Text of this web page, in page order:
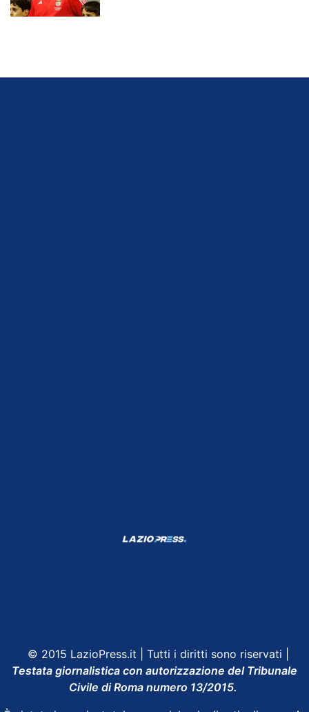
© 2015 LazioPress.it | Tutti i diritti sono riservati |
Testata giornalistica con autorizzazione del Tribunale
Civile di Roma numero 13/2015.